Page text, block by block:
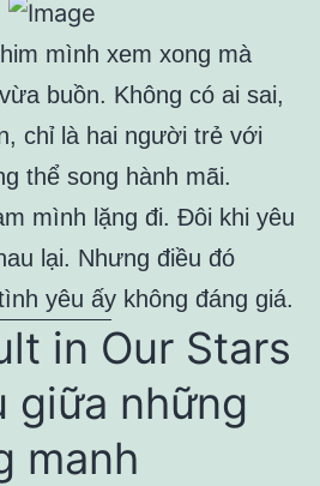
mình xem xong mà
buồn. Không có ai sai,
chỉ là hai người trẻ với
thể song hành mãi.
mình lặng đi. Đôi khi yêu
lại. Nhưng điều đó
yêu ấy không đáng giá.
in Our Stars
giữa những
manh